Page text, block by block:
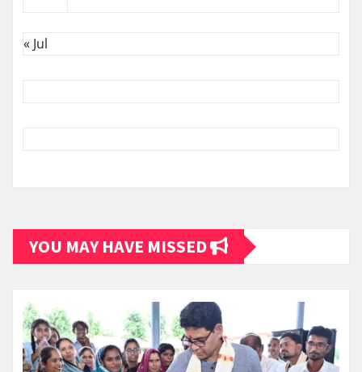
« Jul
YOU MAY HAVE MISSED